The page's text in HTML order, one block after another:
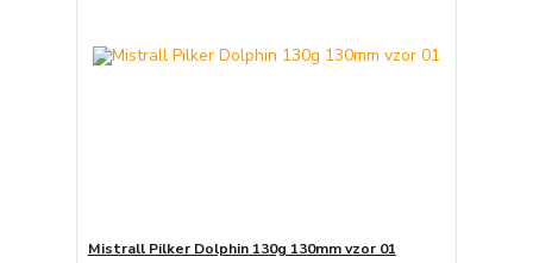
Mistrall Pilker Dolphin 130g 130mm vzor 01